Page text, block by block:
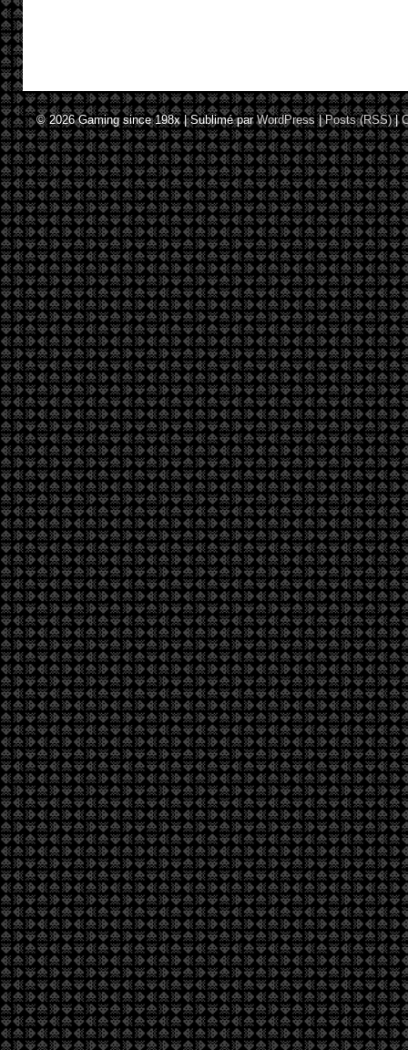
© 2026Gaming since 198x|Sublimé parWordPress |Posts (RSS)|